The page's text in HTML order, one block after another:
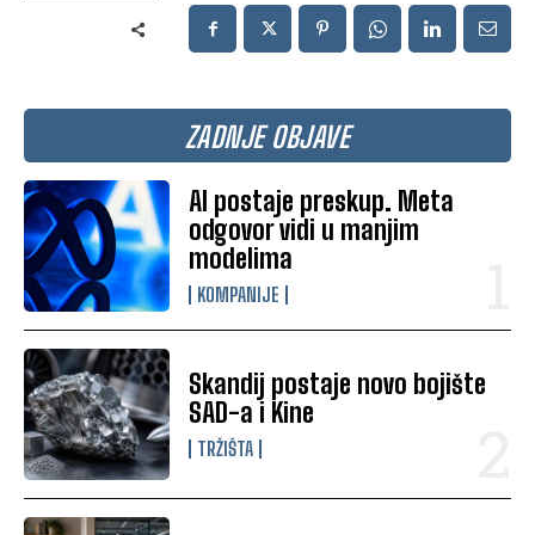
ZADNJE OBJAVE
AI postaje preskup. Meta
odgovor vidi u manjim
modelima
KOMPANIJE
Skandij postaje novo bojište
SAD-a i Kine
TRŽIŠTA